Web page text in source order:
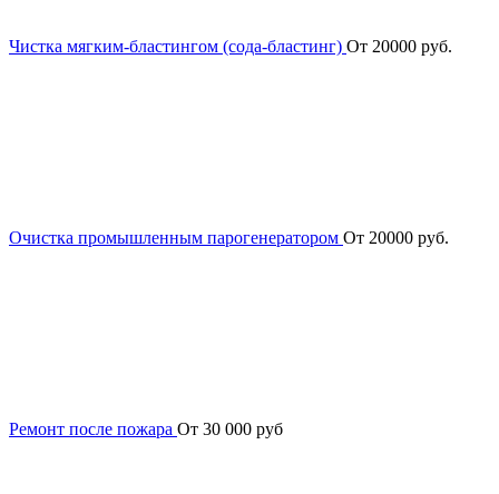
Чистка мягким-бластингом (сода-бластинг) От 20000 руб.
Очистка промышленным парогенератором От 20000 руб.
Ремонт после пожара От 30 000 руб